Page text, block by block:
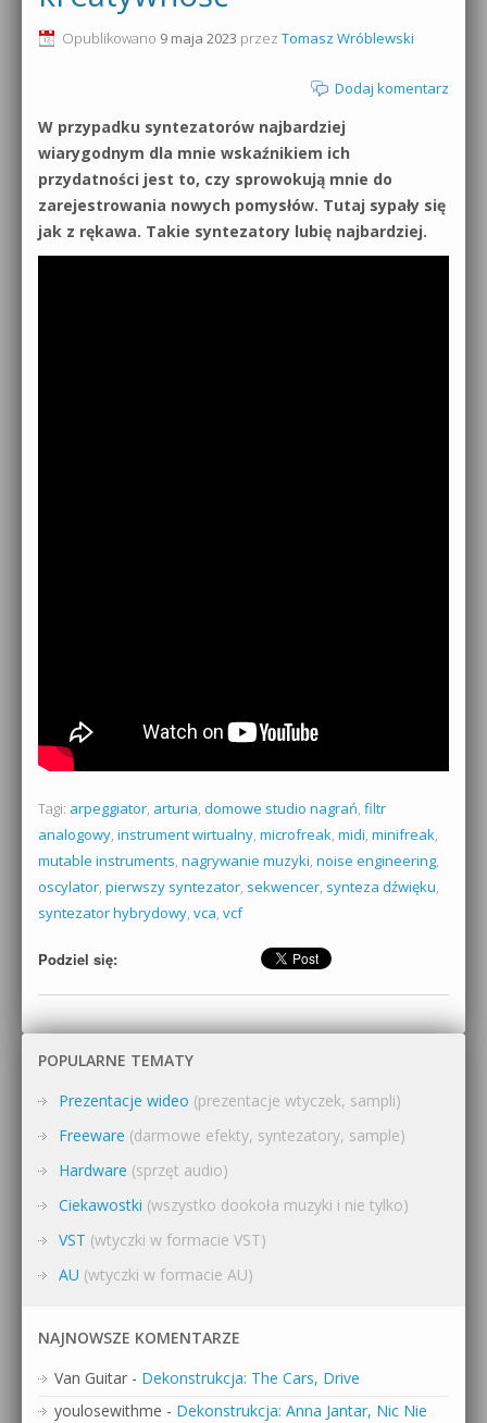
Produkcja muzyczna od podstaw
Sound Forge od podstaw
Dubstep z syntezatorem Massive
Kontakt 5 Kompendium
0dB.pl - informacje
Materiały dla mediów
Archiwum aktualności
Polityka prywatności
Opublikowano 9 maja 2023 przez Tomasz Wróblewski
Dodaj komentarz
W przypadku syntezatorów najbardziej
wiarygodnym dla mnie wskaźnikiem ich
przydatności jest to, czy sprowokują mnie do
zarejestrowania nowych pomysłów. Tutaj sypały się
jak z rękawa. Takie syntezatory lubię najbardziej.
Tagi: arpeggiator, arturia, domowe studio nagrań, filtr
analogowy, instrument wirtualny, microfreak, midi, minifreak,
mutable instruments, nagrywanie muzyki, noise engineering,
oscylator, pierwszy syntezator, sekwencer, synteza dźwięku,
syntezator hybrydowy, vca, vcf
Podziel się:
POPULARNE TEMATY
Prezentacje wideo (prezentacje wtyczek, sampli)
Freeware (darmowe efekty, syntezatory, sample)
Hardware (sprzęt audio)
Ciekawostki (wszystko dookoła muzyki i nie tylko)
VST (wtyczki w formacie VST)
AU (wtyczki w formacie AU)
NAJNOWSZE KOMENTARZE
Van Guitar - Dekonstrukcja: The Cars, Drive
youlosewithme - Dekonstrukcja: Anna Jantar, Nic Nie